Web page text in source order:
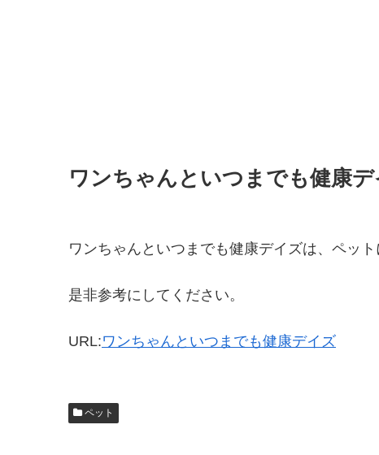
ワンちゃんといつまでも健康
ワンちゃんといつまでも健康デイズは、ペット
是非参考にしてください。
URL:ワンちゃんといつまでも健康デイズ
ペット